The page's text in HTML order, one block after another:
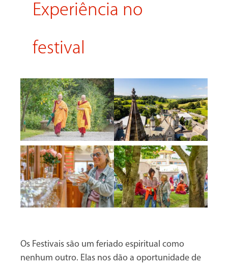
Experiência no
festival
Os Festivais são um feriado espiritual como
nenhum outro. Elas nos dão a oportunidade de